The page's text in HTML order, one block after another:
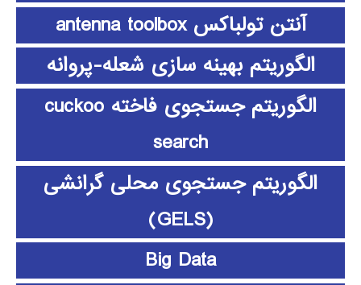
آنتن تولباکس antenna toolbox
الگوریتم بهینه سازی شعله-پروانه
الگوریتم جستجوی فاخته cuckoo
search
الگوریتم جستجوی محلی گرانشی
(GELS)
Big Data